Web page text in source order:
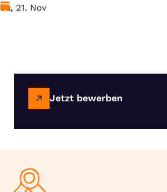
Datum
Sa, 21. Nov
Jetzt bewerben